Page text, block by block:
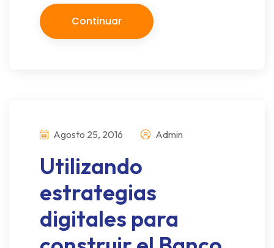
Continuar
Agosto 25, 2016 Admin
Utilizando
estrategias
digitales para